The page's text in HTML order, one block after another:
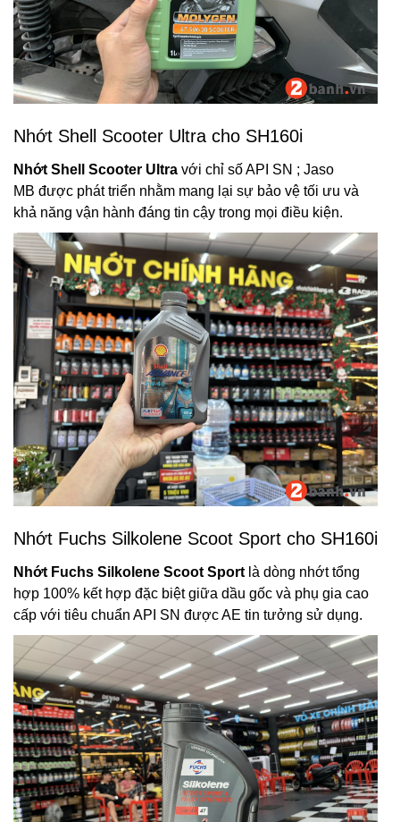
Nhớt Shell Scooter Ultra cho SH160i
Nhớt Shell Scooter Ultra với chỉ số API SN ; Jaso
MB được phát triển nhằm mang lại sự bảo vệ tối ưu và
khả năng vận hành đáng tin cậy trong mọi điều kiện.
Nhớt Fuchs Silkolene Scoot Sport cho SH160i
Nhớt Fuchs Silkolene Scoot Sport là dòng nhớt tổng
hợp 100% kết hợp đặc biệt giữa dầu gốc và phụ gia cao
cấp với tiêu chuẩn API SN được AE tin tưởng sử dụng.